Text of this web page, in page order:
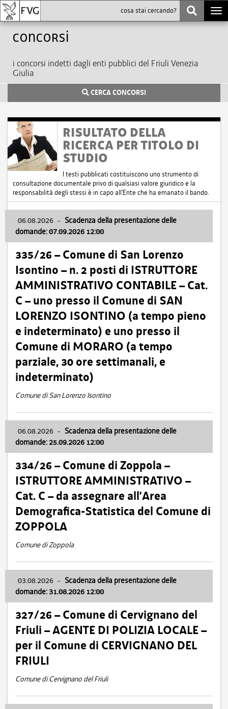
Concorsi
i concorsi indetti dagli enti pubblici del Friuli Venezia
Giulia
CERCA CONCORSI
RISULTATO DELLA
RICERCA PER TITOLO DI
STUDIO
I testi pubblicati costituiscono uno strumento di
consultazione documentale privo di qualsiasi valore giuridico e la
responsabilità degli stessi è in capo all'Ente che ha emanato il bando.
06.08.2026 - Scadenza della presentazione delle
domande: 07.09.2026 12:00
335/26 – Comune di San Lorenzo
Isontino – n. 2 posti di ISTRUTTORE
AMMINISTRATIVO CONTABILE – Cat.
C – uno presso il Comune di SAN
LORENZO ISONTINO (a tempo pieno
e indeterminato) e uno presso il
Comune di MORARO (a tempo
parziale, 30 ore settimanali, e
indeterminato)
Comune di San Lorenzo Isontino
06.08.2026 - Scadenza della presentazione delle
domande: 25.09.2026 12:00
334/26 – Comune di Zoppola –
ISTRUTTORE AMMINISTRATIVO –
Cat. C – da assegnare all’Area
Demografica-Statistica del Comune di
ZOPPOLA
Comune di Zoppola
03.08.2026 - Scadenza della presentazione delle
domande: 31.08.2026 12:00
327/26 – Comune di Cervignano del
Friuli – AGENTE DI POLIZIA LOCALE –
per il Comune di CERVIGNANO DEL
FRIULI
Comune di Cervignano del Friuli